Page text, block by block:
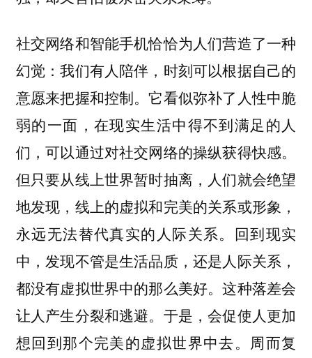
社交网络和智能手机恰恰为人们营造了一种
幻觉：我们有人陪伴，时刻可以根据自己的
意愿来把握和控制。它看似弥补了人性中脆
弱的一面，在现实生活中得不到满足的人
们，可以通过对社交网络的操纵获得快感。
但只要从线上世界暂时抽离，人们就会绝望
地发现，线上的虚拟和完美的关系或形象，
永远无法替代真实的人际关系。回到现实
中，发现不管是生活品质，还是人际关系，
都没有虚拟世界中的那么美好。这种落差会
让人产生分裂和逃避。于是，会促使人更加
想回到那个完美的虚拟世界中去。周而复